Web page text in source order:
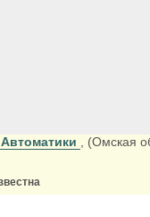
, (Омская